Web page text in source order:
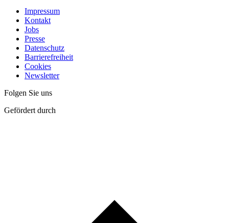
Impressum
Kontakt
Jobs
Presse
Datenschutz
Barrierefreiheit
Cookies
Newsletter
Folgen Sie uns
Gefördert durch